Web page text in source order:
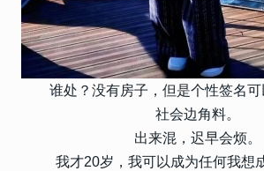
谁处？没有房子，但是个性签名可
社会边角料。
出来混，迟早会烦。
我才20岁，我可以成为任何我想